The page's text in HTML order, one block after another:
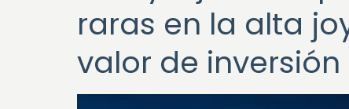
raras en la alta
valor de inversión